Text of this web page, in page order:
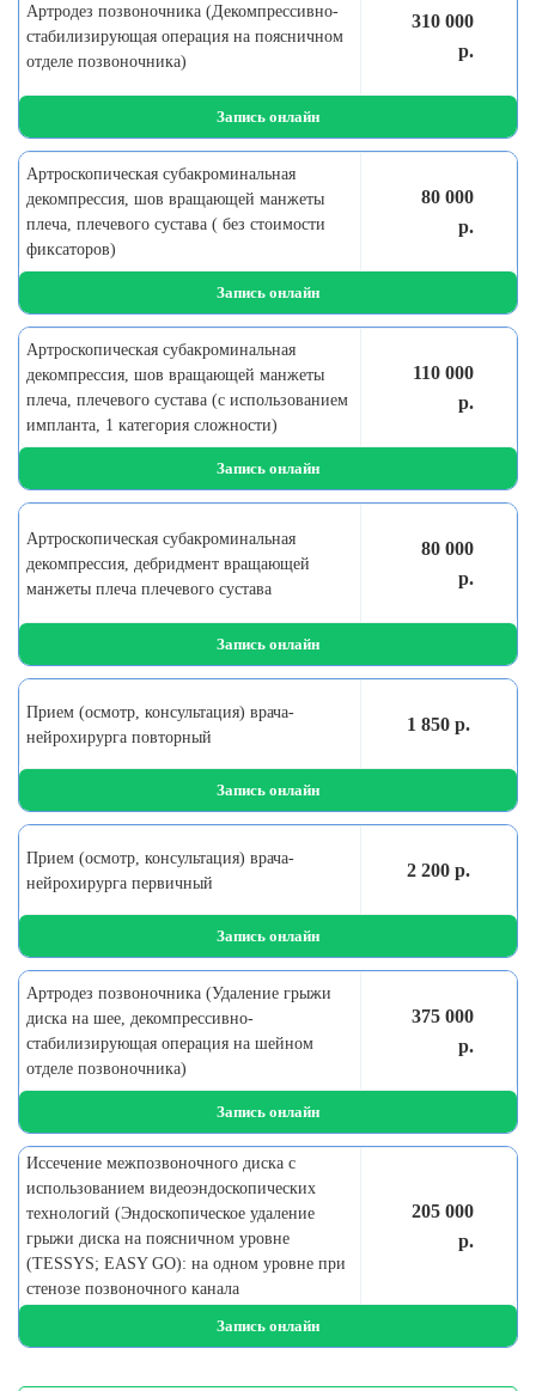
Артродез позвоночника (Декомпрессивно-
стабилизирующая операция на поясничном
отделе позвоночника)
310 000
р.
Запись онлайн
Артроскопическая субакроминальная
декомпрессия, шов вращающей манжеты
плеча, плечевого сустава ( без стоимости
фиксаторов)
80 000
р.
Запись онлайн
Артроскопическая субакроминальная
декомпрессия, шов вращающей манжеты
плеча, плечевого сустава (с использованием
импланта, 1 категория сложности)
110 000
р.
Запись онлайн
Артроскопическая субакроминальная
декомпрессия, дебридмент вращающей
манжеты плеча плечевого сустава
80 000
р.
Запись онлайн
Прием (осмотр, консультация) врача-
нейрохирурга повторный
1 850 р.
Запись онлайн
Прием (осмотр, консультация) врача-
нейрохирурга первичный
2 200 р.
Запись онлайн
Артродез позвоночника (Удаление грыжи
диска на шее, декомпрессивно-
стабилизирующая операция на шейном
отделе позвоночника)
375 000
р.
Запись онлайн
Иссечение межпозвоночного диска с
использованием видеоэндоскопических
технологий (Эндоскопическое удаление
грыжи диска на поясничном уровне
(TESSYS; EASY GO): на одном уровне при
стенозе позвоночного канала
205 000
р.
Запись онлайн